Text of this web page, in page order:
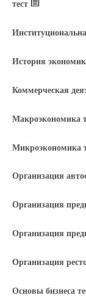
тест
История
Коммерческая
Макроэкономика
Микроэкономика
Организация
Организация
Организация
Организация
Основы бизнеса